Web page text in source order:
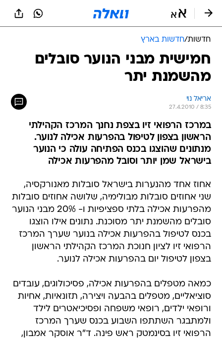
חדשות/חדשות בארץ
חמישית מבני הנוער סובלים
מהשמנת יתר
אריאל נוי
27.4.2010 / 8:35
במרכז הרפואי זיו בצפת נחנך המרכז הקהילתי
הראשון בצפון לטיפול בהפרעות אכילה לנוער.
מנתונים שהוצגו בכנס הפתיחה עולה כי הנוער
בישראל שמן יותר וסובל מהפרעות אכילה
אחוז אחד מהנערות בישראל סובלות מאנורקסיה,
שני אחוזים סובלות מבולימיה, שלושה אחוזים סובלות
מהפרעות אכילה בלתי ספציפיות ו- 20% מבני הנוער
סובלים מהשמנת יתר מסוכנת. נתונים אילו הוצגו
בכנס לטיפול בהפרעות אכילה בנוער שערך המרכז
הרפואי זיו לציון חנוכת המרכז הקהילתי הראשון
בצפון לטיפול יום בהפרעות אכילה לנוער.
כמאה מטפלים בהפרעות אכילה, פסיכולוגים, עובדים
סוציאליים, מטפלים בהבעה ויצירה, תזונאיות, אחיות
ורופאי ילדים, רופאי משפחה ופסיכיאטרים לילד
ולמתבגר השתתפו השבוע בכנס שערך המרכז
הרפואי זיו בסינמטק ראש פינה. ד"ר אוסקר אמבון,